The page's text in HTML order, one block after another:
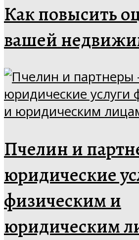
Как повысить
вашей
Пчелин и
юридические
физическим и
юридическим